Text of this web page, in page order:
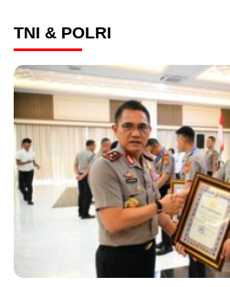
TNI & POLRI